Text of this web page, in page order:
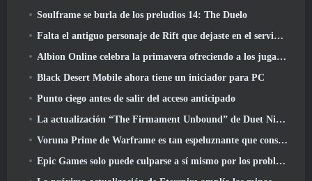
Soulframe se burla de los preludios 14: The Duelo
Falta el antiguo personaje de Rift que dejaste en el servidor muerto? Gamigo tiene una solución para eso
Albion Online celebra la primavera ofreciendo a los jugadores una linda montura de conejito
Black Desert Mobile ahora tiene un iniciador para PC
Punto ciego antes de salir del acceso anticipado
La actualización “The Firmament Unbound” de Duet Night Abyss concluye la historia de Huaxu
Voruna Prime de Warframe es tan espeluznante que consiguió su propio tráiler de Red Band
Epic Games solo puede culparse a sí mismo por los problemas recientes